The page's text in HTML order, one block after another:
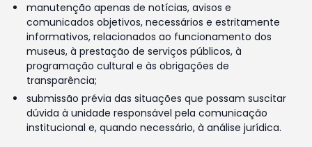
manutenção apenas de notícias, avisos e
comunicados objetivos, necessários e estritamente
informativos, relacionados ao funcionamento dos
museus, à prestação de serviços públicos, à
programação cultural e às obrigações de
transparência;
submissão prévia das situações que possam suscitar
dúvida à unidade responsável pela comunicação
institucional e, quando necessário, à análise jurídica.